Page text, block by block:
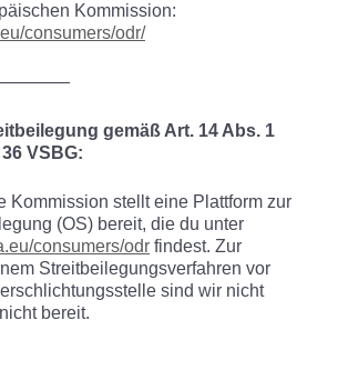
Kommission:
consumers/odr/
gemäß Art. 14 Abs. 1
VSBG:
Kommission stellt eine Plattform zur
(OS) bereit, die du unter
consumers/odr findest. Zur
Streitbeilegungsverfahren vor
sind wir nicht
bereit.